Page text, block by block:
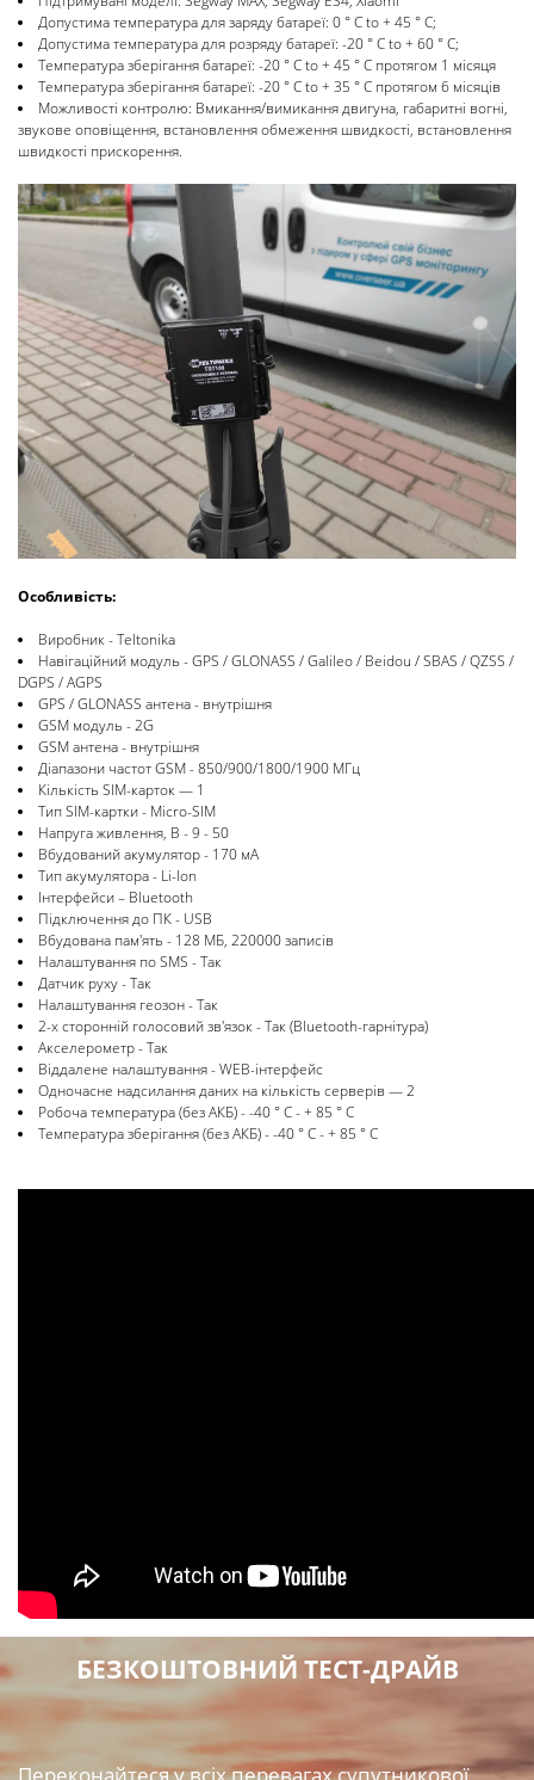
Допустима температура для заряду батареї: 0 ° C to + 45 ° C;
Допустима температура для розряду батареї: -20 ° C to + 60 ° C;
Температура зберігання батареї: -20 ° C to + 45 ° C протягом 1 місяця
Температура зберігання батареї: -20 ° C to + 35 ° C протягом 6 місяців
Можливості контролю: Вмикання/вимикання двигуна, габаритні вогні,
звукове оповіщення, встановлення обмеження швидкості, встановлення
швидкості прискорення.
Особливість:
Виробник - Teltonika
Навігаційний модуль - GPS / GLONASS / Galileo / Beidou / SBAS / QZSS /
DGPS / AGPS
GPS / GLONASS антена - внутрішня
GSM модуль - 2G
GSM антена - внутрішня
Діапазони частот GSM - 850/900/1800/1900 МГц
Кількість SIM-карток — 1
Тип SIM-картки - Micro-SIM
Напруга живлення, В - 9 - 50
Вбудований акумулятор - 170 мА
Тип акумулятора - Li-Ion
Інтерфейси – Bluetooth
Підключення до ПК - USB
Вбудована пам'ять - 128 МБ, 220000 записів
Налаштування по SMS - Так
Датчик руху - Так
Налаштування геозон - Так
2-х сторонній голосовий зв'язок - Так (Bluetooth-гарнітура)
Акселерометр - Так
Віддалене налаштування - WEB-інтерфейс
Одночасне надсилання даних на кількість серверів — 2
Робоча температура (без АКБ) - -40 ° С - + 85 ° С
Температура зберігання (без АКБ) - -40 ° С - + 85 ° С
БЕЗКОШТОВНИЙ ТЕСТ-ДРАЙВ
Переконайтеся у всіх перевагах супутникової